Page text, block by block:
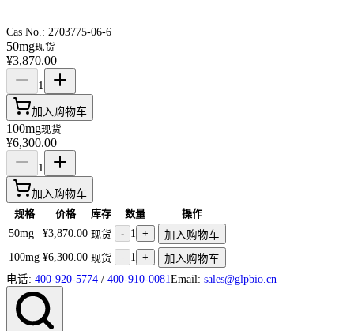
Cas No.: 2703775-06-6
50mg现货
¥3,870.00
1
加入购物车
100mg现货
¥6,300.00
1
加入购物车
规格 价格 库存 数量
操作
50mg
¥3,870.00 现货 - 1 +
加入购物车
100mg ¥6,300.00 现货 - 1 +
加入购物车
电话: 400-920-5774 / 400-910-0081 Email: sales@glpbio.cn